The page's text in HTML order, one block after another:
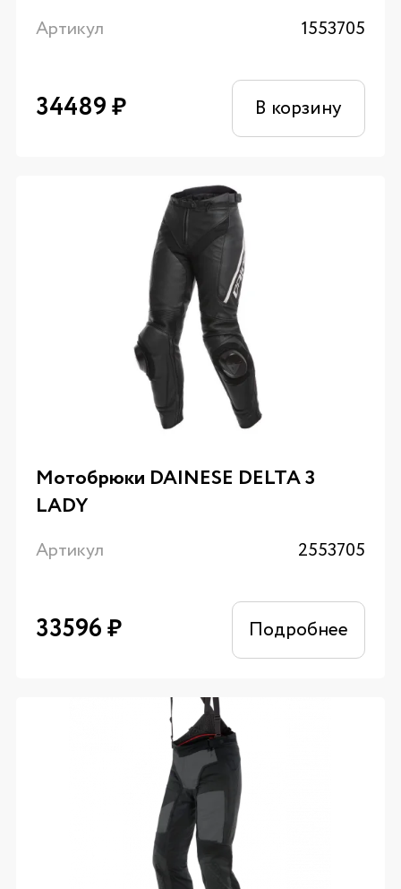
Артикул 1553705
34489₽ В корзину
Мотобрюки DAINESE DELTA 3
LADY
Артикул 2553705
33596₽ Подробнее